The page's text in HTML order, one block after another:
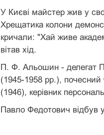
У Києві майстер жив у
Хрещатика колони
кричали: "Хай живе
вітав хід.
П. Ф. Альошин - делегат
(1945-1958 рр.), почесний
(1946), керівник
Павло Федотович відбув